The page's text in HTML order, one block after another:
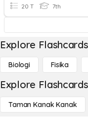
20 T 7th
Explore
Biologi Fisika
Explore
Taman Kanak Kanak